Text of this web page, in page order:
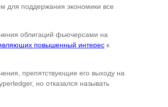
для поддержания экономики все
облигаций фьючерсами на
повышенный интерес к
препятствующие его выходу на
но отказался называть